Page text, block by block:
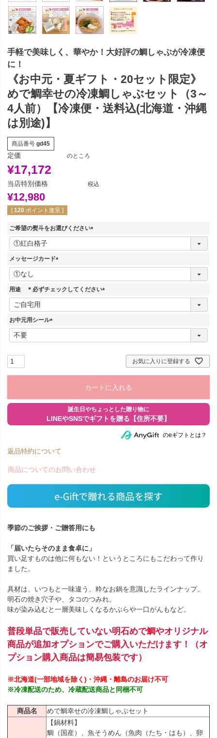
手軽で美味しく、華やか！大好評の鯛しゃぶが冷凍便
に！
《お中元・夏ギフト・20セット限定》
めで鯛幸せの冷凍鯛しゃぶセット（3～
4人前）【冷凍便・送料込(北海道・沖縄
は別途)】
商品番号 gd45
定価
¥17,172
のところ
当店特別価格
¥12,980
税込
[ 120 ポイント進呈 ]
ご希望の熨斗をお選びください
(
メッセージカード
(
須
用途 ＊必ずチェックしてください
(
お中元用シール
(
お気に入りに登録する
カートに入れる
のeギフトとは？
返品特約について
商品についてのお問い合わせ
季節のご挨拶・ご贈答用にも
「届いたらそのまま食卓に」
買い足すものは他に何もない！というところにもこだわって作り
ました。
具材は、いつもと一味違う、粋なお鍋を意識したラインナップ。
明石の焼き穴子や、タコのつみれ。
味が染み込むと一層美味しくなるかぶらや一口がんもなど。
普段単品で販売していない明石めで鯛やオリジナル
商品が追加オプションでご購入いただけます！（オ
プション購入商品は簡易包装です）
※北海道(一部地域を除く)・沖縄・離島のお届け不可
※冷凍配送のため、冷蔵配送商品と同梱不可
商品名 めで鯛幸せの冷凍鯛しゃぶセット
【鍋材料】
鯛（国産）、魚そうめん（魚肉（たち・はも）、卵